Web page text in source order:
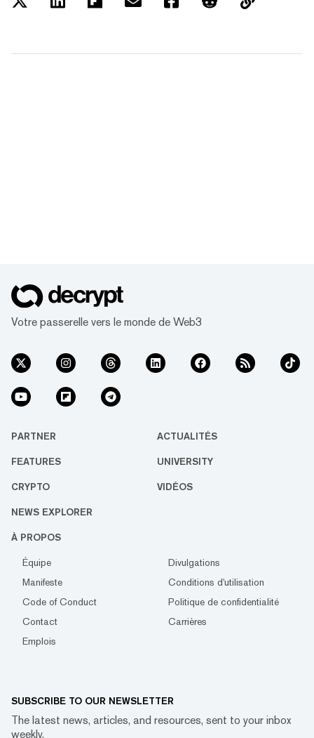
Votre passerelle vers le monde de Web3
PARTNER ACTUALITÉS
FEATURES UNIVERSITY
CRYPTO VIDÉOS
NEWS EXPLORER
À PROPOS
Équipe
Divulgations
Manifeste
Conditions d'utilisation
Code of Conduct
Politique de confidentialité
Contact
Carrières
Emplois
SUBSCRIBE TO OUR NEWSLETTER
The latest news, articles, and resources, sent to your inbox
weekly.